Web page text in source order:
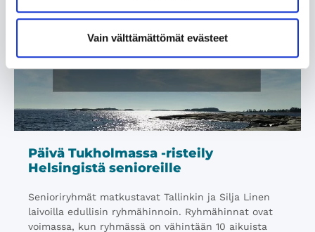
Vain välttämättömät evästeet
Päivä Tukholmassa -risteily
Helsingistä senioreille
Senioriryhmät matkustavat Tallinkin ja Silja Linen
laivoilla edullisin ryhmähinnoin. Ryhmähinnat ovat
voimassa, kun ryhmässä on vähintään 10 aikuista